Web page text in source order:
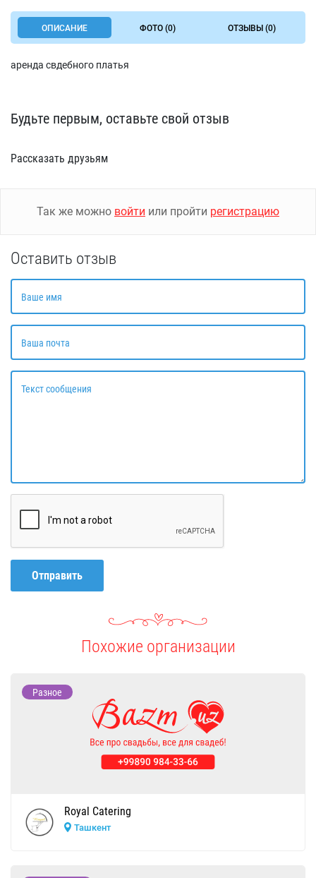
ОПИСАНИЕ ФОТО (0) ОТЗЫВЫ (0)
аренда свдебного платья
Будьте первым, оставьте свой отзыв
Рассказать друзьям
Так же можно войти или пройти регистрацию
Оставить отзыв
Ваше имя
Ваша почта
Текст сообщения
Отправить
Похожие организации
Разное
Royal Catering
Ташкент